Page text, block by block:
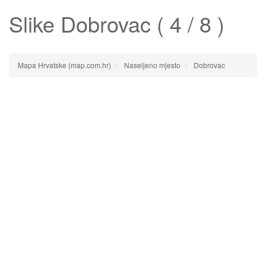
Slike Dobrovac ( 4 / 8 )
Mapa Hrvatske (map.com.hr) Naseljeno mjesto Dobrovac